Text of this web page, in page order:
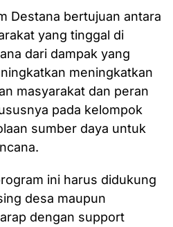
Destana bertujuan antara
yang tinggal di
dari dampak yang
meningkatkan
masyarakat dan peran
pada kelompok
sumber daya untuk
ini harus didukung
desa maupun
dengan support